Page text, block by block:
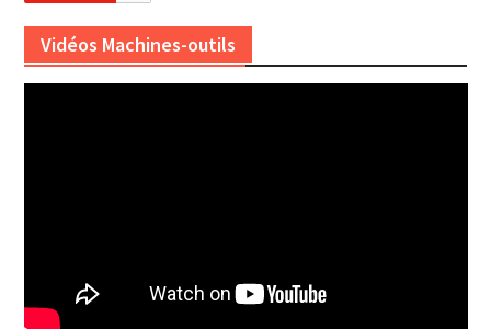
Vidéos Machines-outils